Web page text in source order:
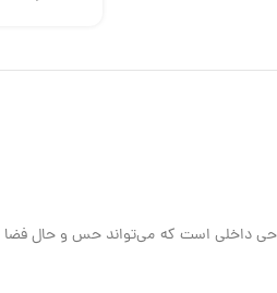
داخلی است که می‌تواند حس و حال فضا